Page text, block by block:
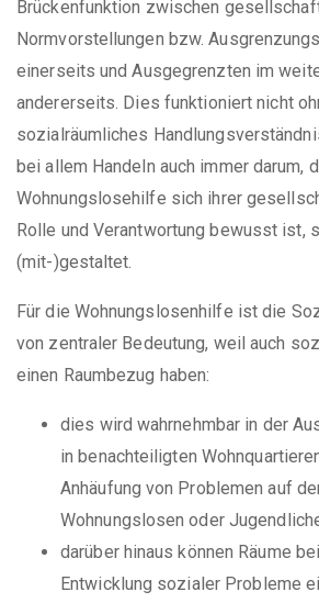
Brückenfunktion zwischen
Normvorstellungen bzw.
einerseits und Ausgegrenzten im
andererseits. Dies funktioniert nicht
sozialräumliches
bei allem Handeln auch immer darum,
Wohnungslosehilfe sich ihrer
Rolle und Verantwortung bewusst ist,
(mit-)gestaltet.
Für die Wohnungslosenhilfe ist die
von zentraler Bedeutung, weil auch
einen Raumbezug haben:
dies wird wahrnehmbar in der
in benachteiligten
Anhäufung von Problemen auf
Wohnungslosen oder
darüber hinaus können Räume
Entwicklung sozialer Probleme